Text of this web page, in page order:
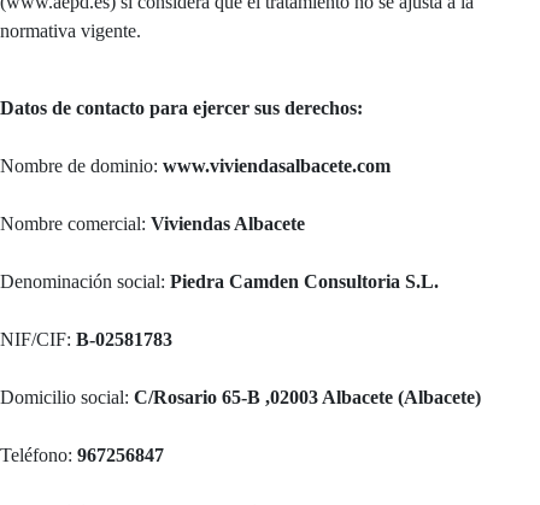
normativa vigente.
Datos de contacto para ejercer sus derechos:
Nombre de dominio: www.viviendasalbacete.com
Nombre comercial: Viviendas Albacete
Denominación social: Piedra Camden Consultoria S.L.
NIF/CIF: B-02581783
Domicilio social: C/Rosario 65-B ,02003 Albacete (Albacete)
Teléfono: 967256847